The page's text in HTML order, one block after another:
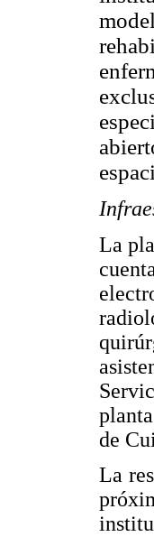
La
de
La